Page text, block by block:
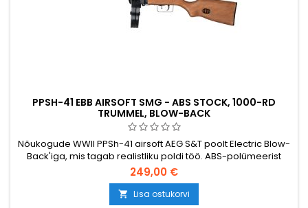
PPSH-41 EBB AIRSOFT SMG - ABS STOCK, 1000-RD
TRUMMEL, BLOW-BACK
Nõukogude WWII PPSh-41 airsoft AEG S&T poolt Electric Blow-
Back'iga, mis tagab realistliku poldi töö. ABS-polümeerist
varras, täismetallist ülaosa, 1000-padruni terastrummel-
magasin, pool- ja täisautomaatne. ~300 FPS / 1,4 J. 840 mm,
3780 g.
249,00 €
 Lisa ostukorvi